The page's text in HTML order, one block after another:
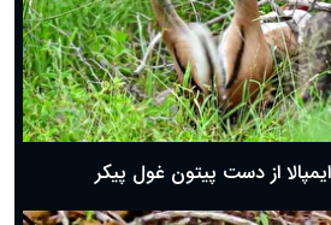
از دست پیتون غول پیکر